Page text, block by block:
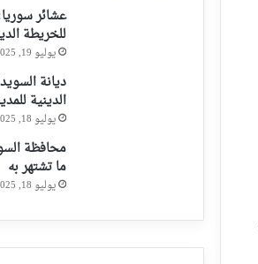
عشائر
للخريطة
يوليو 19, 2025
ديانة
الدينية
يوليو 18, 2025
محافظة
ما تشتهر به
يوليو 18, 2025